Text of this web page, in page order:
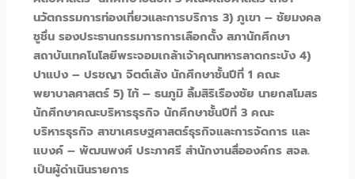
นวัตกรรมการท่องเที่ยวและการบริการ 3) ภูเขา – ชัยมงคล
ชูชื่น รองประธานกรรมการการเลือกตั้ง สภานักศึกษา
สถาบันเทคโนโลยีพระจอมเกล้าเจ้าคุณทหารลาดกระบัง 4)
ปาแปง – ปรชญา จิตต์เส้ง นักศึกษาชั้นปีที่ 1 คณะ
พยาบาลศาสตร์ 5) ไท้ – ธนภูมิ ลิ้มสิริเรืองชัย นายกสโมสร
นักศึกษาคณะบริหารธุรกิจ นักศึกษาชั้นปีที่ 3 คณะ
บริหารธุรกิจ สาขาเศรษฐศาสตร์ธุรกิจและการจัดการ และ
แบงค์ – พัฒนพงศ์ ประภาศรี สำนักงานสื่อองค์กร สจล.
เป็นผู้ดำเนินรายการ